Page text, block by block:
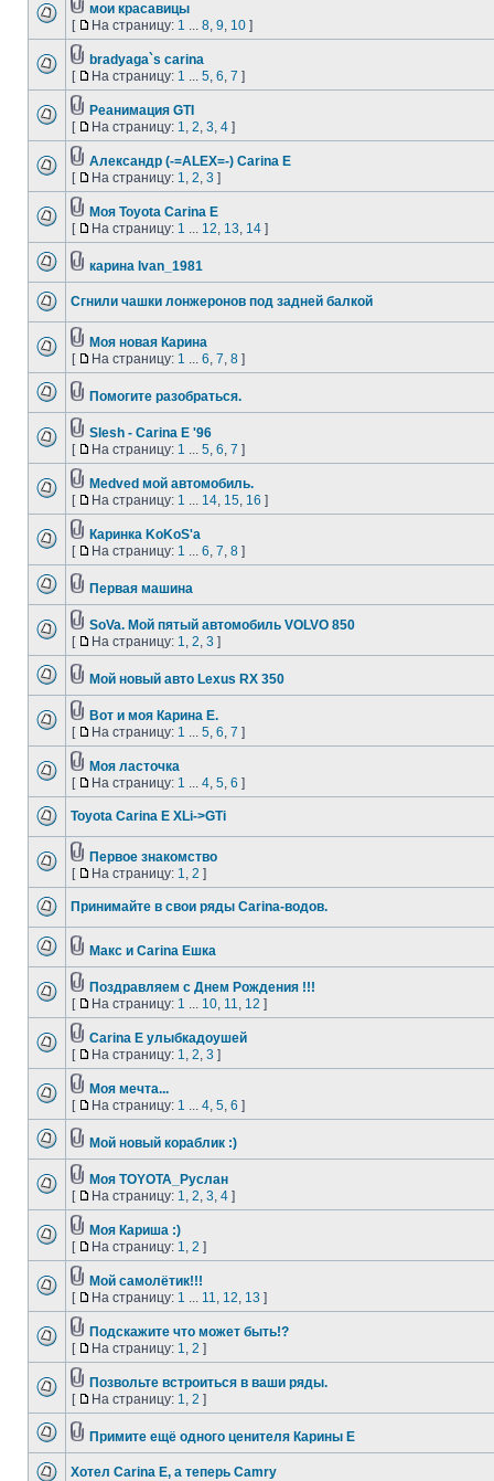
мои красавицы
[
На страницу: 1 ... 8, 9, 10 ]
bradyaga`s carina
[
На страницу: 1 ... 5, 6, 7 ]
Реанимация GTI
[
На страницу: 1, 2, 3, 4 ]
Александр (-=ALEX=-) Carina E
[
На страницу: 1, 2, 3 ]
Моя Toyota Carina E
[
На страницу: 1 ... 12, 13, 14 ]
карина Ivan_1981
Сгнили чашки лонжеронов под задней балкой
Моя новая Карина
[
На страницу: 1 ... 6, 7, 8 ]
Помогите разобраться.
Slesh - Carina E '96
[
На страницу: 1 ... 5, 6, 7 ]
Medved мой автомобиль.
[
На страницу: 1 ... 14, 15, 16 ]
Каринка KoKoS'a
[
На страницу: 1 ... 6, 7, 8 ]
Первая машина
SoVa. Мой пятый автомобиль VOLVO 850
[
На страницу: 1, 2, 3 ]
Мой новый авто Lexus RX 350
Вот и моя Карина Е.
[
На страницу: 1 ... 5, 6, 7 ]
Моя ласточка
[
На страницу: 1 ... 4, 5, 6 ]
Toyota Carina E XLi->GTi
Первое знакомство
[
На страницу: 1, 2 ]
Принимайте в свои ряды Carina-водов.
Макс и Carina Eшка
Поздравляем с Днем Рождения !!!
[
На страницу: 1 ... 10, 11, 12 ]
Carina E улыбкадоушей
[
На страницу: 1, 2, 3 ]
Моя мечта...
[
На страницу: 1 ... 4, 5, 6 ]
Мой новый кораблик :)
Моя TOYOTA_Руслан
[
На страницу: 1, 2, 3, 4 ]
Моя Кариша :)
[
На страницу: 1, 2 ]
Мой самолётик!!!
[
На страницу: 1 ... 11, 12, 13 ]
Подскажите что может быть!?
[
На страницу: 1, 2 ]
Позвольте встроиться в ваши ряды.
[
На страницу: 1, 2 ]
Примите ещё одного ценителя Карины Е
Хотел Carina E, а теперь Camry